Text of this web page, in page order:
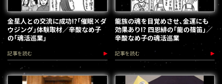
金星人との交流に成功!?｢催眠×ダ
ウジング｣体験取材／辛酸なめ子
の｢魂活巡業｣
記事を読む
龍族の魂を目覚めさせ､金運にも
効果あり!? 四恩緋の｢龍の篠笛｣／
辛酸なめ子の魂活巡業
記事を読む